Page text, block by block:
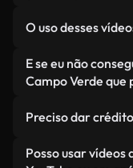
por filmagens
relacionadas a
vídeos gerados
identificado para
está usando.
O uso desses
Não, se você
otimizadas.
— mantendo a
como LCP.
E se eu não
Campo Verde que
Coverr AI
"Campo Verde
um vídeo
Preciso dar
Não é necessário
Posso usar